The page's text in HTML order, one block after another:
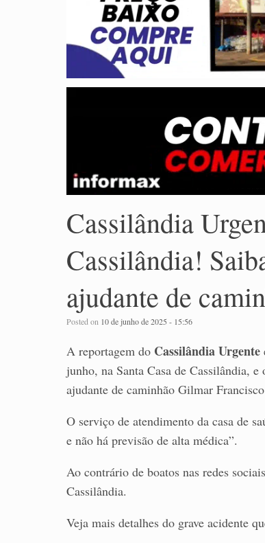
Cassilândia
Cassilândia!
ajudante de
Posted on 10 de junho de 2025 - 15:56
A reportagem do Cassilândia Urgente
junho, na Santa Casa de Cassilândia,
ajudante de caminhão Gilmar
O serviço de atendimento da casa de
e não há previsão de alta médica”.
Ao contrário de boatos nas redes
Cassilândia.
Veja mais detalhes do grave acidente